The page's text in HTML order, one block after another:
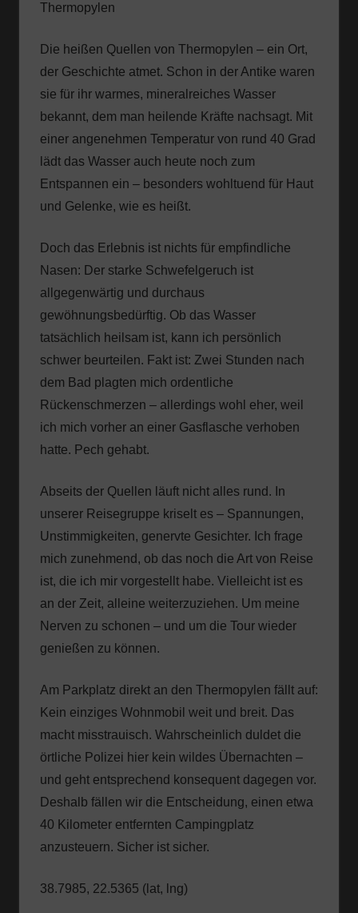
Thermopylen
Die heißen Quellen von Thermopylen – ein Ort,
der Geschichte atmet. Schon in der Antike waren
sie für ihr warmes, mineralreiches Wasser
bekannt, dem man heilende Kräfte nachsagt. Mit
einer angenehmen Temperatur von rund 40 Grad
lädt das Wasser auch heute noch zum
Entspannen ein – besonders wohltuend für Haut
und Gelenke, wie es heißt.
Doch das Erlebnis ist nichts für empfindliche
Nasen: Der starke Schwefelgeruch ist
allgegenwärtig und durchaus
gewöhnungsbedürftig. Ob das Wasser
tatsächlich heilsam ist, kann ich persönlich
schwer beurteilen. Fakt ist: Zwei Stunden nach
dem Bad plagten mich ordentliche
Rückenschmerzen – allerdings wohl eher, weil
ich mich vorher an einer Gasflasche verhoben
hatte. Pech gehabt.
Abseits der Quellen läuft nicht alles rund. In
unserer Reisegruppe kriselt es – Spannungen,
Unstimmigkeiten, genervte Gesichter. Ich frage
mich zunehmend, ob das noch die Art von Reise
ist, die ich mir vorgestellt habe. Vielleicht ist es
an der Zeit, alleine weiterzuziehen. Um meine
Nerven zu schonen – und um die Tour wieder
genießen zu können.
Am Parkplatz direkt an den Thermopylen fällt auf:
Kein einziges Wohnmobil weit und breit. Das
macht misstrauisch. Wahrscheinlich duldet die
örtliche Polizei hier kein wildes Übernachten –
und geht entsprechend konsequent dagegen vor.
Deshalb fällen wir die Entscheidung, einen etwa
40 Kilometer entfernten Campingplatz
anzusteuern. Sicher ist sicher.
38.7985, 22.5365 (lat, lng)